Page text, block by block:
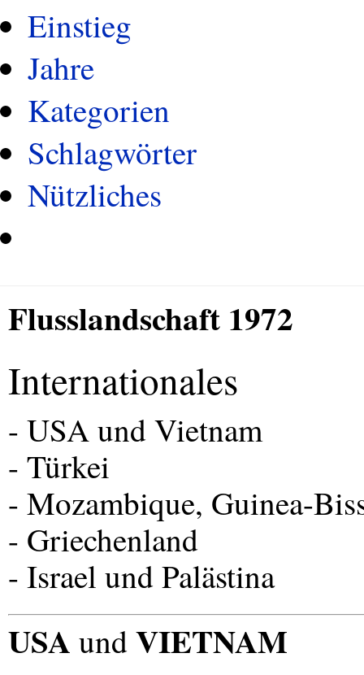
Einstieg
Jahre
Kategorien
Schlagwörter
Nützliches
Flusslandschaft 1972
Internationales
- USAund Vietnam
- Türkei
- Mozambique, Guinea-
- Griechenland
- Israel und Palästina
USA undVIETNAM